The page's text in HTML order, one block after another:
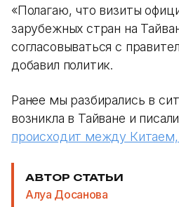
«Полагаю, что визиты
зарубежных стран на
согласовываться с
добавил политик.
Ранее мы разбирались в
возникла в Тайване и
происходит между
АВТОР СТАТЬИ
Алуа Досанова